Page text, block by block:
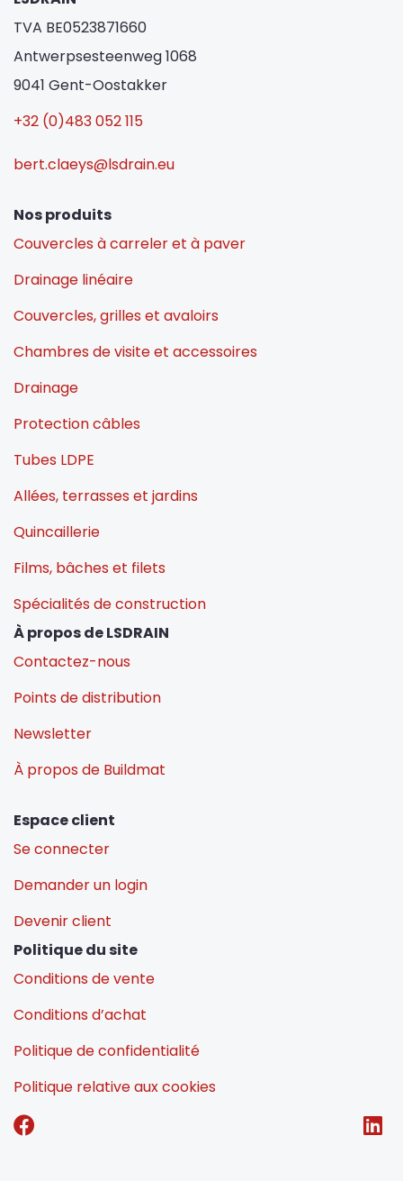
TVA BE0523871660
Antwerpsesteenweg 1068
9041 Gent-Oostakker
+32 (0)483 052 115
bert.claeys@lsdrain.eu
Nos produits
Couvercles à carreler et à paver
Drainage linéaire
Couvercles, grilles et avaloirs
Chambres de visite et accessoires
Drainage
Protection câbles
Tubes LDPE
Allées, terrasses et jardins
Quincaillerie
Films, bâches et filets
Spécialités de construction
À propos de LSDRAIN
Contactez-nous
Points de distribution
Newsletter
À propos de Buildmat
Espace client
Se connecter
Demander un login
Devenir client
Politique du site
Conditions de vente
Conditions d’achat
Politique de confidentialité
Politique relative aux cookies